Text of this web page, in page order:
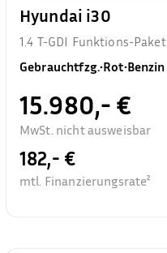
Hyundai i30
1.4 T-GDI Funktions-Paket
Gebrauchtfzg.•Rot•Benzin
15.980,- €
MwSt. nicht ausweisbar
182,- €
mtl. Finanzierungsrate²